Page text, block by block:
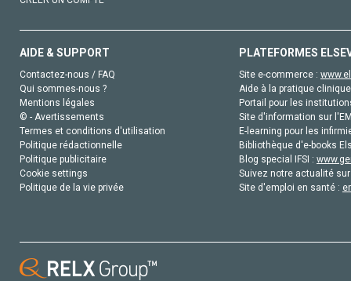
AIDE & SUPPORT
Contactez-nous / FAQ
Qui sommes-nous ?
Mentions légales
© - Avertissements
Termes et conditions d'utilisation
Politique rédactionnelle
Politique publicitaire
Cookie settings
Politique de la vie privée
PLATEFORMES
Site e-commerce :
Aide à la pratique
Portail pour les
Site d'information sur
E-learning pour les
Bibliothèque d'e-books
Blog special IFSI :
Suivez notre actualité
Site d'emploi en santé :